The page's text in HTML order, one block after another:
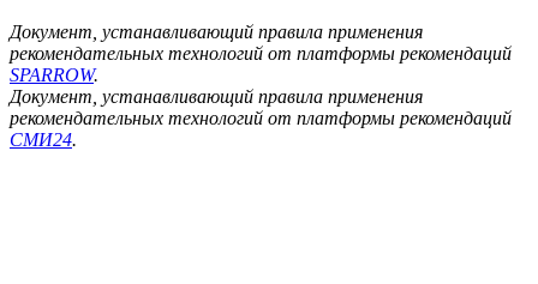
Документ, устанавливающий правила применения
рекомендательных технологий от платформы рекомендаций
SPARROW.
Документ, устанавливающий правила применения
рекомендательных технологий от платформы рекомендаций
СМИ24.